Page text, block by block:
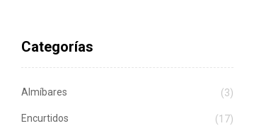
Categorías
Almíbares (3)
Encurtidos (17)